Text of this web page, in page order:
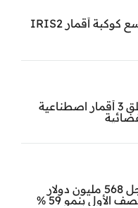
الاتحاد الأوروبي يوسع كوكبة أقمار IRIS2
"سبيس إكس" تطلق 3 أقمار اصطناعية
أدنوك للتوزيع تسجل 568 مليون دولار
الأول بنمو 59 %